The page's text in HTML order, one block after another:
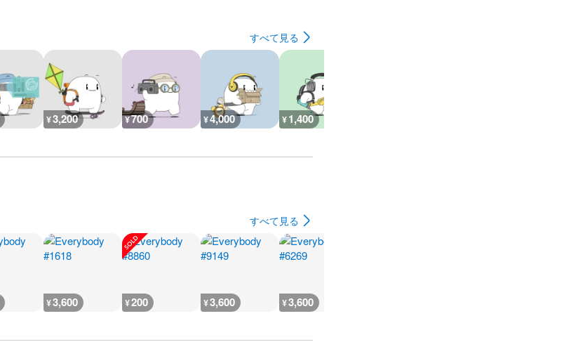
すべて見る
¥3,200 ¥700 ¥4,000 ¥1,400
すべて見る
¥3,600 ¥200 ¥3,600 ¥3,600